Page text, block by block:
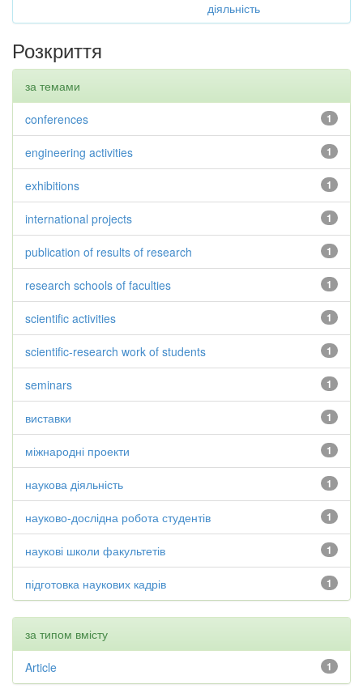
діяльність
Розкриття
за темами
1
conferences
1
engineering activities
1
exhibitions
1
international projects
1
publication of results of research
1
research schools of faculties
1
scientific activities
1
scientific-research work of students
1
seminars
1
виставки
1
міжнародні проекти
1
наукова діяльність
1
науково-дослідна робота студентів
1
наукові школи факультетів
1
підготовка наукових кадрів
за типом вмісту
1
Article